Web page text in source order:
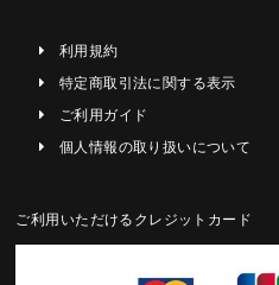
利用規約
特定商取引法に関する表示
ご利用ガイド
個人情報の取り扱いについて
ご利用いただけるクレジットカード